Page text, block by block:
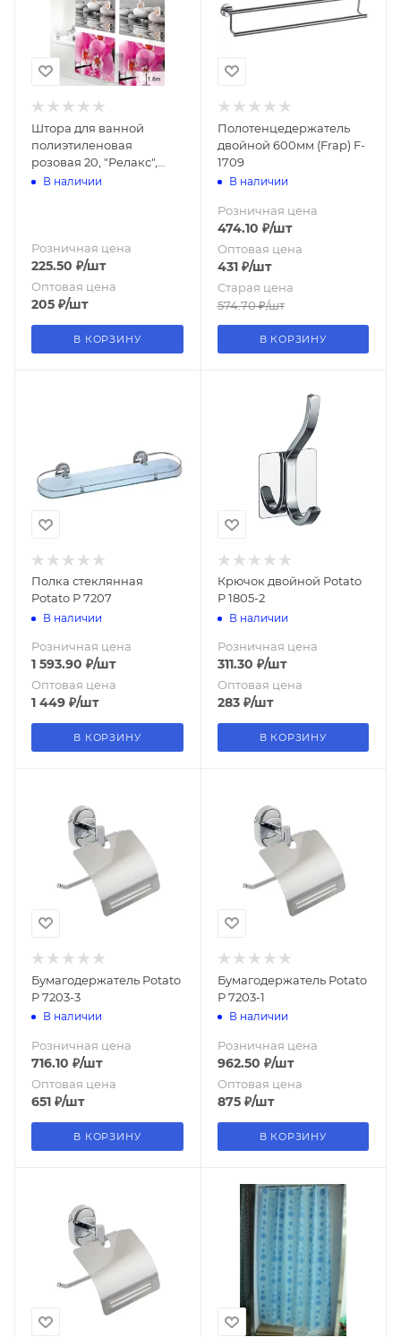
Штора для ванной
полиэтиленовая
розовая 20, "Релакс",
180*180
В наличии
Розничная цена
225.50 ₽/шт
Оптовая цена
205 ₽/шт
В КОРЗИНУ
Полотенцедержатель
двойной 600мм (Frap) F-
1709
В наличии
Розничная цена
474.10 ₽/шт
Оптовая цена
431₽/шт
Старая цена
574.70₽/шт
В КОРЗИНУ
Полка стеклянная
Potato Р 7207
В наличии
Розничная цена
1 593.90 ₽/шт
Оптовая цена
1 449 ₽/шт
В КОРЗИНУ
Крючок двойной Potato
P 1805-2
В наличии
Розничная цена
311.30 ₽/шт
Оптовая цена
283₽/шт
В КОРЗИНУ
Бумагодержатель Potato
Р 7203-3
В наличии
Розничная цена
716.10 ₽/шт
Оптовая цена
651 ₽/шт
В КОРЗИНУ
Бумагодержатель Potato
Р 7203-1
В наличии
Розничная цена
962.50 ₽/шт
Оптовая цена
875₽/шт
В КОРЗИНУ